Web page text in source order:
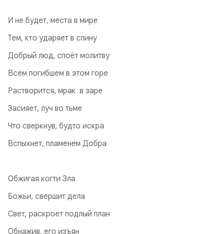
И не будет, места в мире
Тем, кто ударяет в спину
Добрый люд, споёт молитву
Всем погибшем в этом горе
Растворится, мрак в заре
Засияет, луч во тьме
Что сверкнув, будто искра
Вспыхнет, пламенем Добра
Обжигая когти Зла
Божьи, свершит дела
Свет, раскроет подлый план
Обнажив, его изъян